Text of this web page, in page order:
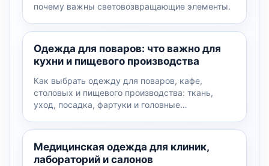
почему важны световозвращающие элементы.
Одежда для поваров: что важно для
кухни и пищевого производства
Как выбрать одежду для поваров, кафе,
столовых и пищевого производства: ткань,
уход, посадка, фартуки и головные…
Медицинская одежда для клиник,
лабораторий и салонов